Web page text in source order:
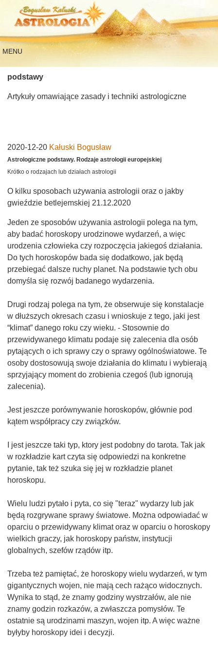
MENU
podstawy
Artykuły omawiające zasady i techniki astrologiczne
2020-12-20 Kałuski Bogusław
Astrologiczne podstawy. Rodzaje astrologii europejskiej
Krótko o rodzajach lub działach astrologii
O kilku sposobach używania astrologii oraz o jakby
gwieździe betlejemskiej 21.12.2020
Jeden ze sposobów używania astrologii polega na tym,
aby badać horoskopy urodzinowe wydarzeń, a więc
urodzenia człowieka czy rozpoczęcia jakiegoś działania.
Do tych horoskopów bada się dodatkowo, jak będą
przebiegać dalsze ruchy planet. Na podstawie tych obu
domyśla się rozwój badanego wydarzenia.
Drugi rodzaj polega na tym, że obserwuje się konstalacje
w dłuższych okresach czasu i wnioskuje z tego, jaki jest
“klimat” danego roku czy wieku. - Stosownie do
przewidywanego klimatu podaje się zalecenia dla osób
pytających o ich sprawy czy o sprawy ogólnoświatowe. Te
osoby dostosowują swoje działania do klimatu i wybierają
sprzyjający moment do zrobienia czegoś (lub ignorują
zalecenia).
Jest jeszcze porównywanie horoskopów, głównie pod
kątem współpracy czy związków.
I jest jeszcze taki typ, ktory jest podobny do tarota. Tak jak
w rozkładzie kart czyta się odpowiedzi na konkretne
pytanie, tak też szuka się jej w rozkładzie planet
horoskopu.
Wielu ludzi pytało i pyta, co się "teraz" wydarzy lub jak
będą rozgrywane sprawy światowe. Można odpowiadać w
oparciu o przewidywany klimat oraz w oparciu o horoskopy
wielkich graczy, jak horoskopy państw, instytucji
globalnych, szefów rządów itp.
Trzeba też pamiętać, że horoskopy wielu wydarzeń, w tym
gigantycznych wojen, nie mają cech rażąco widocznych.
Wynika to stąd, że znamy godziny wystrzałów, ale nie
znamy godzin rozkazów, a zwłaszcza pomysłów. Te
ostatnie są urodzinami maszyn, wojen itp. A więc ważne
byłyby horoskopy idei i decyzji.